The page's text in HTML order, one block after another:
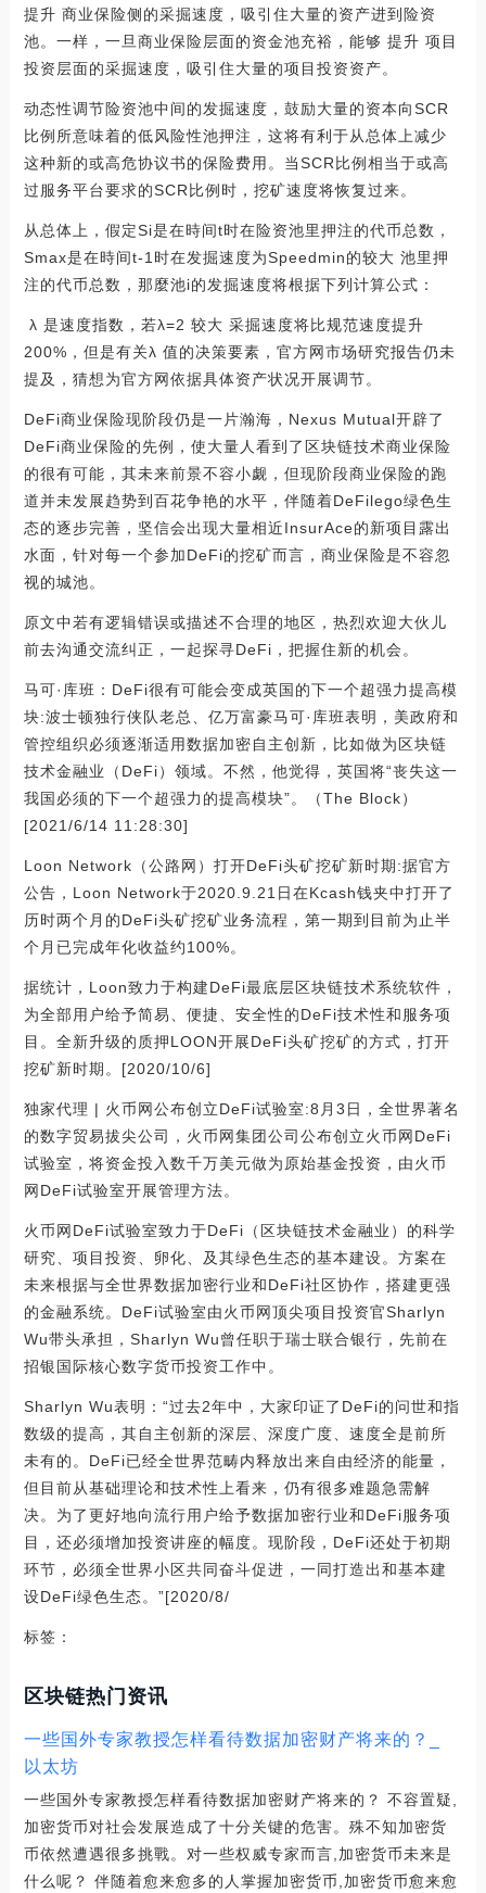
提升 商业保险侧的采掘速度，吸引住大量的资产进到险资
池。一样，一旦商业保险层面的资金池充裕，能够 提升 项目
投资层面的采掘速度，吸引住大量的项目投资资产。
动态性调节险资池中间的发掘速度，鼓励大量的资本向SCR
比例所意味着的低风险性池押注，这将有利于从总体上减少
这种新的或高危协议书的保险费用。当SCR比例相当于或高
过服务平台要求的SCR比例时，挖矿速度将恢复过来。
从总体上，假定Si是在時间t时在险资池里押注的代币总数，
Smax是在時间t-1时在发掘速度为Speedmin的较大 池里押
注的代币总数，那麼池i的发掘速度将根据下列计算公式：
λ 是速度指数，若λ=2 较大 采掘速度将比规范速度提升
200%，但是有关λ 值的决策要素，官方网市场研究报告仍未
提及，猜想为官方网依据具体资产状况开展调节。
DeFi商业保险现阶段仍是一片瀚海，Nexus Mutual开辟了
DeFi商业保险的先例，使大量人看到了区块链技术商业保险
的很有可能，其未来前景不容小觑，但现阶段商业保险的跑
道并未发展趋势到百花争艳的水平，伴随着DeFilego绿色生
态的逐步完善，坚信会出现大量相近InsurAce的新项目露出
水面，针对每一个参加DeFi的挖矿而言，商业保险是不容忽
视的城池。
原文中若有逻辑错误或描述不合理的地区，热烈欢迎大伙儿
前去沟通交流纠正，一起探寻DeFi，把握住新的机会。
马可·库班：DeFi很有可能会变成英国的下一个超强力提高模
块:波士顿独行侠队老总、亿万富豪马可·库班表明，美政府和
管控组织必须逐渐适用数据加密自主创新，比如做为区块链
技术金融业（DeFi）领域。不然，他觉得，英国将“丧失这一
我国必须的下一个超强力的提高模块”。（The Block）
[2021/6/14 11:28:30]
Loon Network（公路网）打开DeFi头矿挖矿新时期:据官方
公告，Loon Network于2020.9.21日在Kcash钱夹中打开了
历时两个月的DeFi头矿挖矿业务流程，第一期到目前为止半
个月已完成年化收益约100%。
据统计，Loon致力于构建DeFi最底层区块链技术系统软件，
为全部用户给予简易、便捷、安全性的DeFi技术性和服务项
目。全新升级的质押LOON开展DeFi头矿挖矿的方式，打开
挖矿新时期。[2020/10/6]
独家代理 | 火币网公布创立DeFi试验室:8月3日，全世界著名
的数字贸易拔尖公司，火币网集团公司公布创立火币网DeFi
试验室，将资金投入数千万美元做为原始基金投资，由火币
网DeFi试验室开展管理方法。
火币网DeFi试验室致力于DeFi（区块链技术金融业）的科学
研究、项目投资、卵化、及其绿色生态的基本建设。方案在
未来根据与全世界数据加密行业和DeFi社区协作，搭建更强
的金融系统。DeFi试验室由火币网顶尖项目投资官Sharlyn
Wu带头承担，Sharlyn Wu曾任职于瑞士联合银行，先前在
招银国际核心数字货币投资工作中。
Sharlyn Wu表明：“过去2年中，大家印证了DeFi的问世和指
数级的提高，其自主创新的深层、深度广度、速度全是前所
未有的。DeFi已经全世界范畴内释放出来自由经济的能量，
但目前从基础理论和技术性上看来，仍有很多难题急需解
决。为了更好地向流行用户给予数据加密行业和DeFi服务项
目，还必须增加投资讲座的幅度。现阶段，DeFi还处于初期
环节，必须全世界小区共同奋斗促进，一同打造出和基本建
设DeFi绿色生态。”[2020/8/
标签：
区块链热门资讯
一些国外专家教授怎样看待数据加密财产将来的？_
以太坊
一些国外专家教授怎样看待数据加密财产将来的？ 不容置疑,
加密货币对社会发展造成了十分关键的危害。殊不知加密货
币依然遭遇很多挑戰。对一些权威专家而言,加密货币未来是
什么呢？ 伴随着愈来愈多的人掌握加密货币,加密货币愈来愈